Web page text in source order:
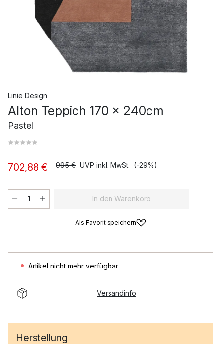
Linie Design
Alton Teppich 170 x 240cm
Pastel
702,88 € 995 € UVP inkl. MwSt. (-29%)
In den Warenkorb
Als Favorit speichern
Artikel nicht mehr verfügbar
Versandinfo
Herstellung